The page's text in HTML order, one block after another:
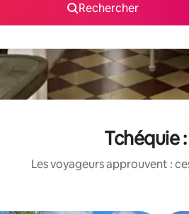
Rechercher
Tchéquie
Les voyageurs approuvent :